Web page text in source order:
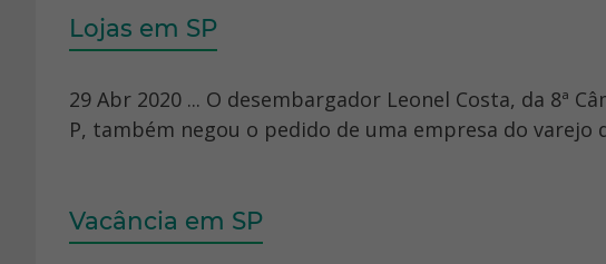
Lojas em SP
29 Abr 2020 ... O desembargador Leonel Costa, da 8ª
P, também negou o pedido de uma empresa do varejo
Vacância em SP